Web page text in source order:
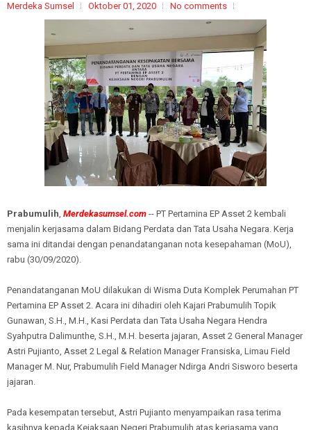
Merdeka Sumsel Oktober 01, 2020 No comments
Prabumulih, Merdekasumsel.com -- PT Pertamina EP Asset 2 kembali
menjalin kerjasama dalam Bidang Perdata dan Tata Usaha Negara. Kerja
sama ini ditandai dengan penandatanganan nota kesepahaman (MoU),
rabu (30/09/2020).
Penandatanganan MoU dilakukan di Wisma Duta Komplek Perumahan PT
Pertamina EP Asset 2. Acara ini dihadiri oleh Kajari Prabumulih Topik
Gunawan, S.H., M.H., Kasi Perdata dan Tata Usaha Negara Hendra
Syahputra Dalimunthe, S.H., M.H. beserta jajaran, Asset 2 General Manager
Astri Pujianto, Asset 2 Legal & Relation Manager Fransiska, Limau Field
Manager M. Nur, Prabumulih Field Manager Ndirga Andri Sisworo beserta
jajaran.
Pada kesempatan tersebut, Astri Pujianto menyampaikan rasa terima
kasihnya kepada Kejaksaan Negeri Prabumulih atas kerjasama yang